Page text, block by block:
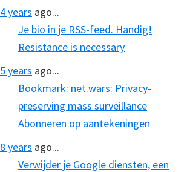
4 years ago...
Je bio in je RSS-feed. Handig!
Resistance is necessary
5 years ago...
Bookmark: net.wars: Privacy-
preserving mass surveillance
Abonneren op aantekeningen
8 years ago...
Verwijder je Google diensten, een